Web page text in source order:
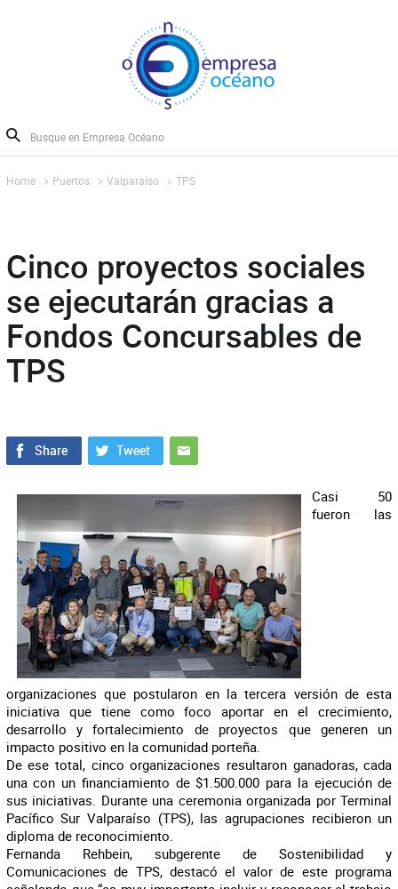
Home Puertos Valparaíso TPS
Cinco proyectos sociales
se ejecutarán gracias a
Fondos Concursables de
TPS
Casi 50
fueron las
organizaciones que postularon en la tercera versión de esta
iniciativa que tiene como foco aportar en el crecimiento,
desarrollo y fortalecimiento de proyectos que generen un
impacto positivo en la comunidad porteña.
De ese total, cinco organizaciones resultaron ganadoras, cada
una con un financiamiento de $1.500.000 para la ejecución de
sus iniciativas. Durante una ceremonia organizada por Terminal
Pacífico Sur Valparaíso (TPS), las agrupaciones recibieron un
diploma de reconocimiento.
Fernanda Rehbein, subgerente de Sostenibilidad y
Comunicaciones de TPS, destacó el valor de este programa